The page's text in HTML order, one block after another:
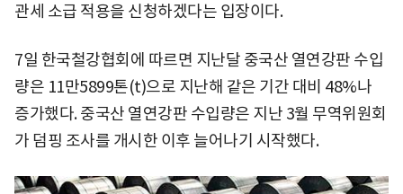
관세 소급 적용을 신청하겠다는 입장이다.
7일 한국철강협회에 따르면 지난달 중국산 열연강판 수입
량은 11만5899톤(t)으로 지난해 같은 기간 대비 48%나
증가했다. 중국산 열연강판 수입량은 지난 3월 무역위원회
가 덤핑 조사를 개시한 이후 늘어나기 시작했다.